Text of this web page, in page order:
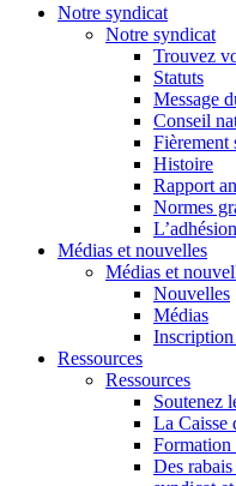
Notre syndicat
Notre syndicat
Trouvez
Statuts
Message
Conseil
Fièrement
Histoire
Rapport
Normes
Médias et nouvelles
Médias et
Nouvelles
Médias
Ressources
Ressources
Soutenez
La Caisse
Formation
Des